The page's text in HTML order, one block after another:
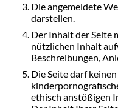
Die angemeldete
darstellen.
Der Inhalt der Seite
nützlichen Inhalt
Beschreibungen,
Die Seite darf
ethisch anstößigen